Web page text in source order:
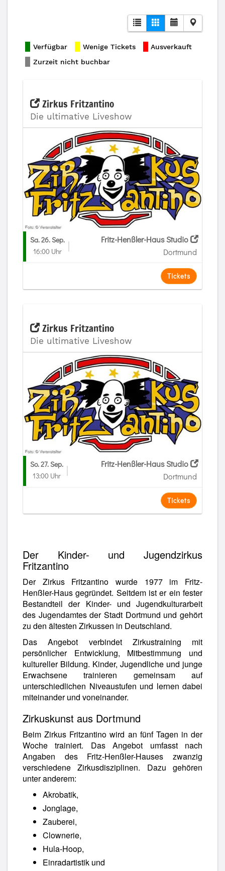
Verfügbar Wenige Tickets
Ausverkauft
Zurzeit nicht buchbar
Zirkus Fritzantino
Die ultimative Liveshow
Sa. 26. Sep.
16:00 Uhr
Fritz-Henßler-Haus Studio
Dortmund
Tickets
Zirkus Fritzantino
Die ultimative Liveshow
So. 27. Sep.
13:00 Uhr
Fritz-Henßler-Haus Studio
Dortmund
Tickets
Der Kinder- und Jugendzirkus
Fritzantino
Der Zirkus Fritzantino wurde 1977 im Fritz-
Henßler-Haus gegründet. Seitdem ist er ein fester
Bestandteil der Kinder- und Jugendkulturarbeit
des Jugendamtes der Stadt Dortmund und gehört
zu den ältesten Zirkussen in Deutschland.
Das Angebot verbindet Zirkustraining mit
persönlicher Entwicklung, Mitbestimmung und
kultureller Bildung. Kinder, Jugendliche und junge
Erwachsene trainieren gemeinsam auf
unterschiedlichen Niveaustufen und lernen dabei
miteinander und voneinander.
Zirkuskunst aus Dortmund
Beim Zirkus Fritzantino wird an fünf Tagen in der
Woche trainiert. Das Angebot umfasst nach
Angaben des Fritz-Henßler-Hauses zwanzig
verschiedene Zirkusdisziplinen. Dazu gehören
unter anderem:
Akrobatik,
Jonglage,
Zauberei,
Clownerie,
Hula-Hoop,
Einradartistik und